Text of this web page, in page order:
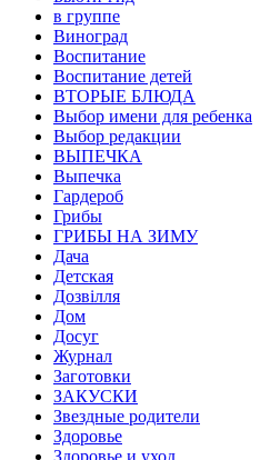
в группе
Виноград
Воспитание
Воспитание детей
ВТОРЫЕ БЛЮДА
Выбор имени для ребенка
Выбор редакции
ВЫПЕЧКА
Выпечка
Гардероб
Грибы
ГРИБЫ НА ЗИМУ
Дача
Детская
Дозвілля
Дом
Досуг
Журнал
Заготовки
ЗАКУСКИ
Звездные родители
Здоровье
Здоровье и уход